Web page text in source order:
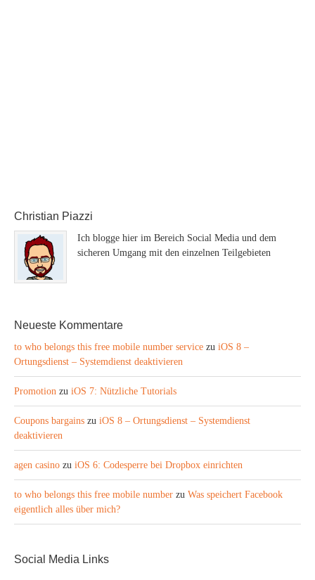
Christian Piazzi
Ich blogge hier im Bereich Social Media und dem
sicheren Umgang mit den einzelnen Teilgebieten
Neueste Kommentare
to who belongs this free mobile number service zu iOS 8 –
Ortungsdienst – Systemdienst deaktivieren
Promotion zu iOS 7: Nützliche Tutorials
Coupons bargains zu iOS 8 – Ortungsdienst – Systemdienst
deaktivieren
agen casino zu iOS 6: Codesperre bei Dropbox einrichten
to who belongs this free mobile number zu Was speichert Facebook
eigentlich alles über mich?
Social Media Links